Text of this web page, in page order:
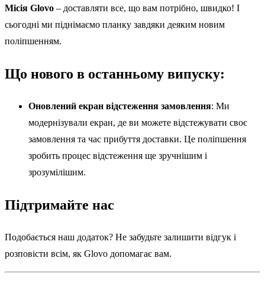
Місія Glovo – доставляти все, що вам потрібно, швидко! І
сьогодні ми піднімаємо планку завдяки деяким новим
поліпшенням.
Що нового в останньому випуску:
Оновлений екран відстеження замовлення: Ми
модернізували екран, де ви можете відстежувати своє
замовлення та час прибуття доставки. Це поліпшення
зробить процес відстеження ще зручнішим і
зрозумілішим.
Підтримайте нас
Подобається наш додаток? Не забудьте залишити відгук і
розповісти всім, як Glovo допомагає вам.